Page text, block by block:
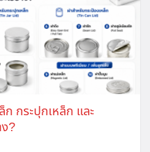
กระปุกเหล็ก และ
?